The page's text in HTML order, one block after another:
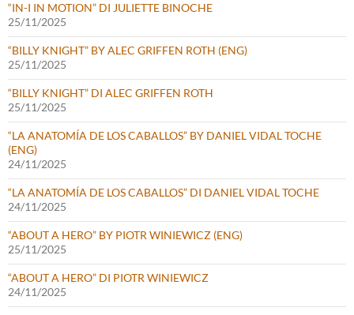
“IN-I IN MOTION” DI JULIETTE BINOCHE
25/11/2025
“BILLY KNIGHT” BY ALEC GRIFFEN ROTH (ENG)
25/11/2025
“BILLY KNIGHT” DI ALEC GRIFFEN ROTH
25/11/2025
“LA ANATOMÍA DE LOS CABALLOS” BY DANIEL VIDAL TOCHE
(ENG)
24/11/2025
“LA ANATOMÍA DE LOS CABALLOS” DI DANIEL VIDAL TOCHE
24/11/2025
“ABOUT A HERO” BY PIOTR WINIEWICZ (ENG)
25/11/2025
“ABOUT A HERO” DI PIOTR WINIEWICZ
24/11/2025